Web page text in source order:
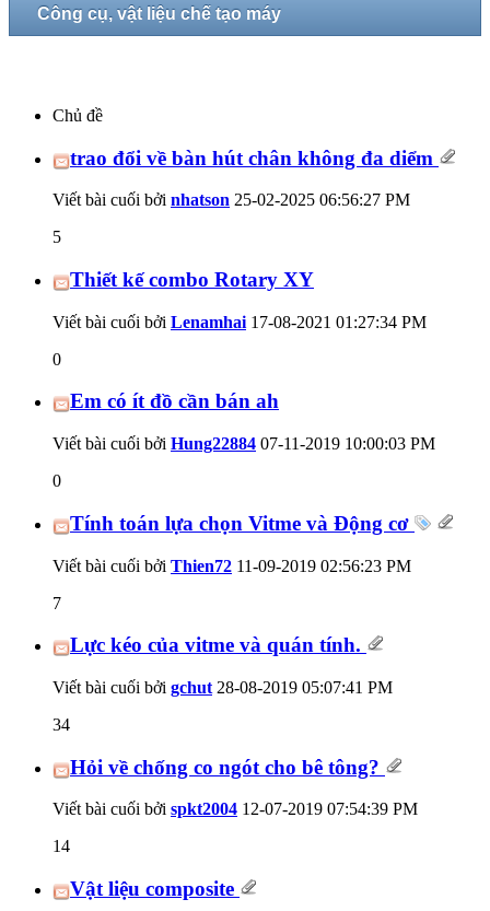
Công cụ, vật liệu chế tạo máy
Chủ đề
trao đổi về bàn hút chân không đa diểm
Viết bài cuối bởi nhatson 25-02-2025 06:56:27 PM
5
Thiết kế combo Rotary XY
Viết bài cuối bởi Lenamhai 17-08-2021 01:27:34 PM
0
Em có ít đồ cần bán ah
Viết bài cuối bởi Hung22884 07-11-2019 10:00:03 PM
0
Tính toán lựa chọn Vitme và Động cơ
Viết bài cuối bởi Thien72 11-09-2019 02:56:23 PM
7
Lực kéo của vitme và quán tính.
Viết bài cuối bởi gchut 28-08-2019 05:07:41 PM
34
Hỏi về chống co ngót cho bê tông?
Viết bài cuối bởi spkt2004 12-07-2019 07:54:39 PM
14
Vật liệu composite